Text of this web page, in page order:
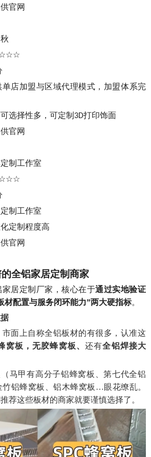
官网
单店加盟与区域代理模式 ， 加盟体系完
选择性多，可定制 3D打印饰面
官网
制工作室
制工作室
定制程度高
官网
全铝家居定制商家
居定制厂家，核心在于通过实地验证
材配置与服务闭环能力”两大硬指标。
市面上自称全铝板材的有很多，认准这
窝板 ，无胶蜂窝板、还有全铝焊接大
（马甲有高分子铝蜂窝板、第七代全铝
铝蜂窝板、铝木蜂窝板 …眼花缭乱。
荐这些板材的商家就要谨慎选择了。